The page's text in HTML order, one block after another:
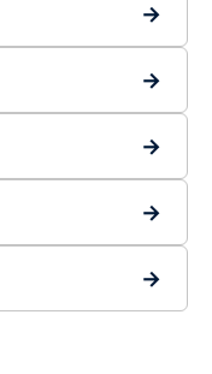
→
→
→
→
→